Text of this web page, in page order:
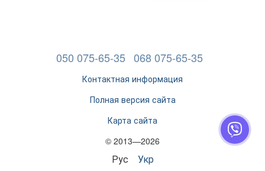
050 075-65-35 068 075-65-35
Контактная информация
Полная версия сайта
Карта сайта
© 2013—2026
Рус Укр